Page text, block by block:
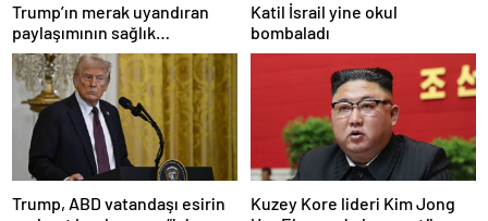
Trump’ın merak uyandıran
paylaşımının sağlık
sistemiyle ilgili kararname
olduğu anlaşıldı
Katil İsrail yine okul
bombaladı
Trump, ABD vatandaşı esirin
Kuzey Kore lideri Kim Jong